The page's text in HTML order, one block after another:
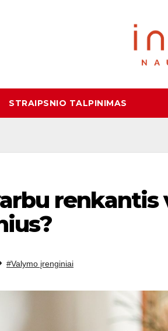
STRAIPSNIO TALPINIMAS
renkantis
#Valymo įrenginiai